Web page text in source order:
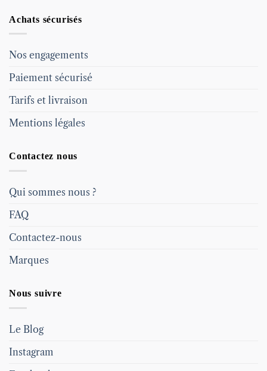
Achats sécurisés
Nos engagements
Paiement sécurisé
Tarifs et livraison
Mentions légales
Contactez nous
Qui sommes nous ?
FAQ
Contactez-nous
Marques
Nous suivre
Le Blog
Instagram